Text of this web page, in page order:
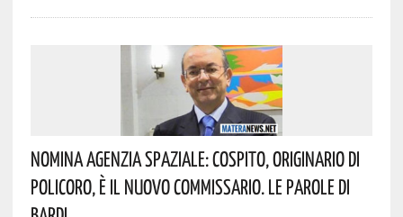
Nomina Agenzia Spaziale: Cospito, Originario Di
Policoro, È Il Nuovo Commissario. Le Parole Di